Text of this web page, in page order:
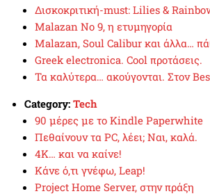
Δισκοκριτική-must: Lilies &
Malazan No 9, η ετυμηγορία
Malazan, Soul Calibur και άλλα…
Greek electronica. Cool προτάσεις.
Τα καλύτερα… ακούγονται. Στον
Category: Tech
90 μέρες με το Kindle Paperwhite
Πεθαίνουν τα PC, λέει; Ναι, καλά.
4Κ… και να καίνε!
Κάνε ό,τι γνέφω, Leap!
Project Home Server, στην πράξη